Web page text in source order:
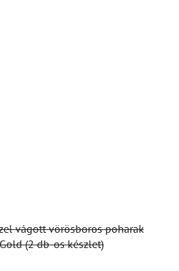
vágott vörösboros poharak
(2 db-os készlet)